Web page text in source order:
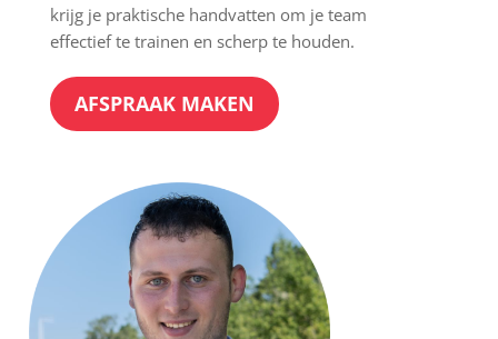
krijg je praktische handvatten om je team
effectief te trainen en scherp te houden.
AFSPRAAK MAKEN